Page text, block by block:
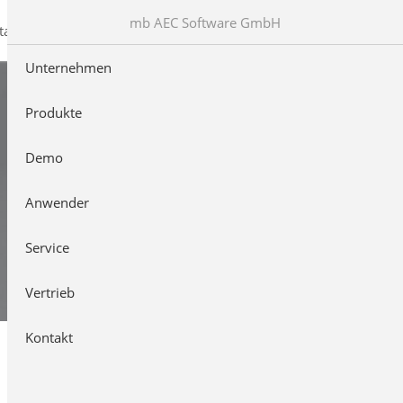
mb AEC Software GmbH
Unternehmen
Produkte
Demo
Anwender
Service
Vertrieb
Kontakt